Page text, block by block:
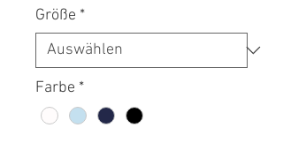
Größe *
Farbe *